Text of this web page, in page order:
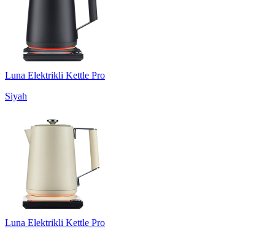
Luna Elektrikli Kettle Pro
Siyah
Luna Elektrikli Kettle Pro